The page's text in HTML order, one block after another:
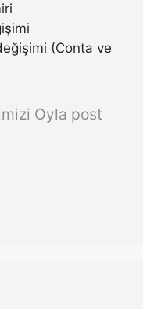
(Conta ve
Oyla post